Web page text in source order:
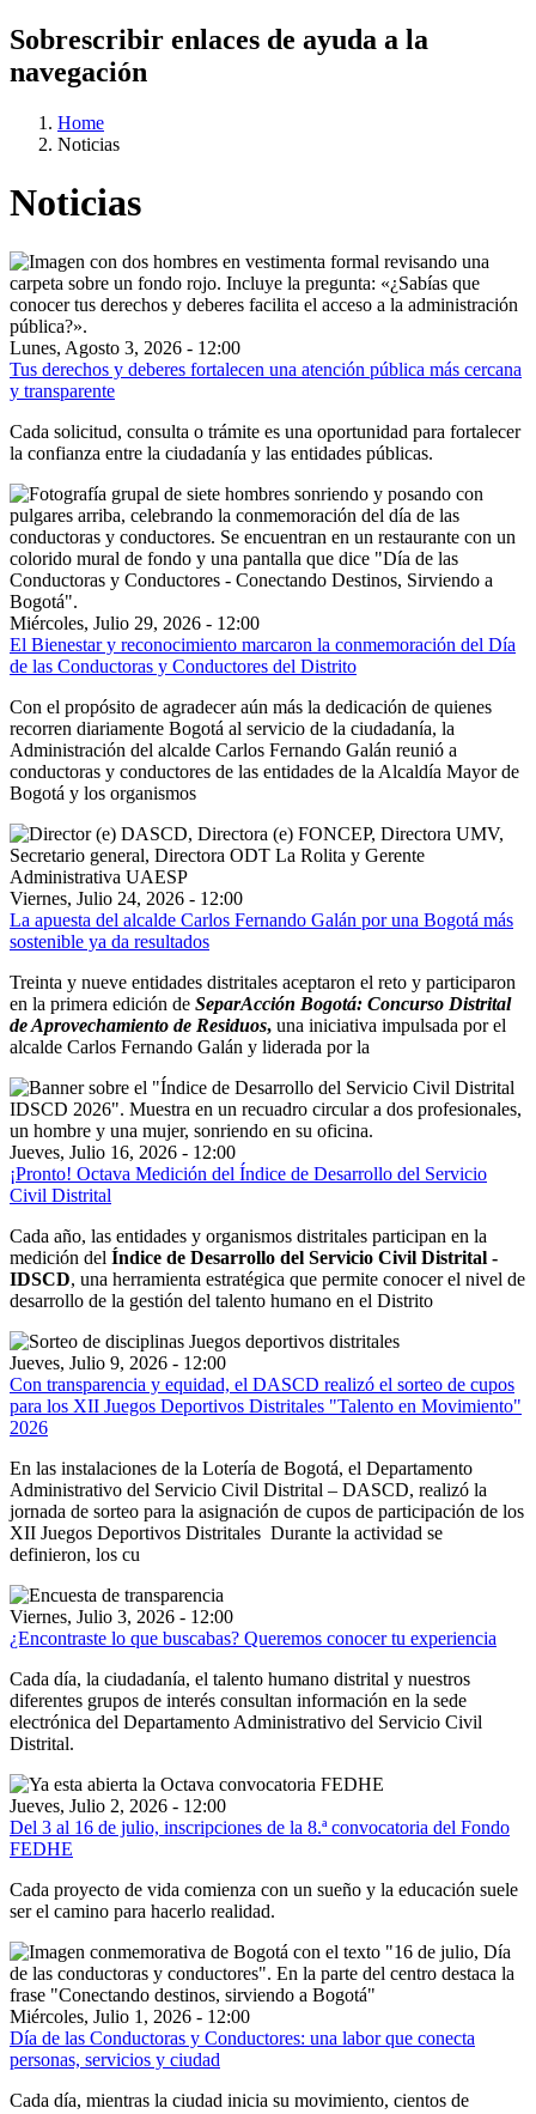
Sobrescribir enlaces de ayuda a la
navegación
Home
Noticias
Noticias
Lunes, Agosto 3, 2026 - 12:00
Tus derechos y deberes fortalecen una atención pública más cercana
y transparente
Cada solicitud, consulta o trámite es una oportunidad para fortalecer
la confianza entre la ciudadanía y las entidades públicas.
Miércoles, Julio 29, 2026 - 12:00
El Bienestar y reconocimiento marcaron la conmemoración del Día
de las Conductoras y Conductores del Distrito
Con el propósito de agradecer aún más la dedicación de quienes
recorren diariamente Bogotá al servicio de la ciudadanía, la
Administración del alcalde Carlos Fernando Galán reunió a
conductoras y conductores de las entidades de la Alcaldía Mayor de
Bogotá y los organismos
Viernes, Julio 24, 2026 - 12:00
La apuesta del alcalde Carlos Fernando Galán por una Bogotá más
sostenible ya da resultados
Treinta y nueve entidades distritales aceptaron el reto y participaron
en la primera edición de SeparAcción Bogotá: Concurso Distrital
de Aprovechamiento de Residuos, una iniciativa impulsada por el
alcalde Carlos Fernando Galán y liderada por la
Jueves, Julio 16, 2026 - 12:00
¡Pronto! Octava Medición del Índice de Desarrollo del Servicio
Civil Distrital
Cada año, las entidades y organismos distritales participan en la
medición del Índice de Desarrollo del Servicio Civil Distrital -
IDSCD, una herramienta estratégica que permite conocer el nivel de
desarrollo de la gestión del talento humano en el Distrito
Jueves, Julio 9, 2026 - 12:00
Con transparencia y equidad, el DASCD realizó el sorteo de cupos
para los XII Juegos Deportivos Distritales "Talento en Movimiento"
2026
En las instalaciones de la Lotería de Bogotá, el Departamento
Administrativo del Servicio Civil Distrital – DASCD, realizó la
jornada de sorteo para la asignación de cupos de participación de los
XII Juegos Deportivos Distritales Durante la actividad se
definieron, los cu
Viernes, Julio 3, 2026 - 12:00
¿Encontraste lo que buscabas? Queremos conocer tu experiencia
Cada día, la ciudadanía, el talento humano distrital y nuestros
diferentes grupos de interés consultan información en la sede
electrónica del Departamento Administrativo del Servicio Civil
Distrital.
Jueves, Julio 2, 2026 - 12:00
Del 3 al 16 de julio, inscripciones de la 8.ª convocatoria del Fondo
FEDHE
Cada proyecto de vida comienza con un sueño y la educación suele
ser el camino para hacerlo realidad.
Miércoles, Julio 1, 2026 - 12:00
Día de las Conductoras y Conductores: una labor que conecta
personas, servicios y ciudad
Cada día, mientras la ciudad inicia su movimiento, cientos de